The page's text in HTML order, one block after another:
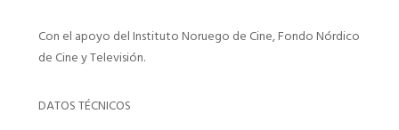
Con el apoyo del Instituto Noruego de Cine, Fondo Nórdico
de Cine y Televisión.
DATOS TÉCNICOS